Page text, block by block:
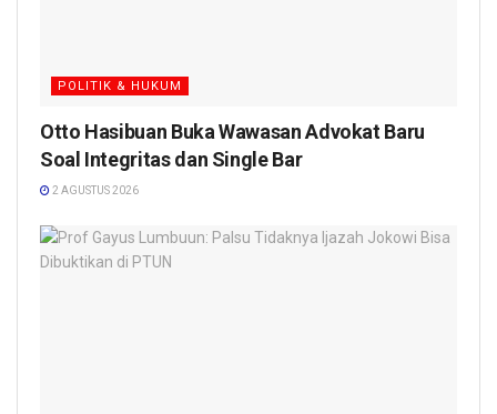
POLITIK & HUKUM
Otto Hasibuan Buka Wawasan Advokat Baru
Soal Integritas dan Single Bar
2 AGUSTUS 2026